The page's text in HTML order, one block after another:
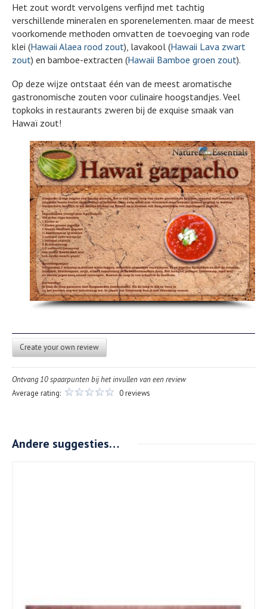
Het zout wordt vervolgens verfijnd met tachtig
verschillende mineralen en sporenelementen. maar de meest
voorkomende methoden omvatten de toevoeging van rode
klei (Hawaii Alaea rood zout), lavakool (Hawaii Lava zwart
zout) en bamboe-extracten (Hawaii Bamboe groen zout).
Op deze wijze ontstaat één van de meest aromatische
gastronomische zouten voor culinaire hoogstandjes. Veel
topkoks in restaurants zweren bij de exquise smaak van
Hawaï zout!
Create your own review
Ontvang 10 spaarpunten bij het invullen van een review
Average rating:
0 reviews
Andere suggesties…